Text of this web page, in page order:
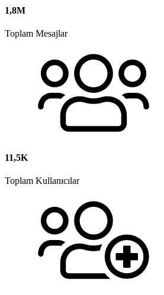
1,8M
Toplam Mesajlar
11,5K
Toplam Kullanıcılar